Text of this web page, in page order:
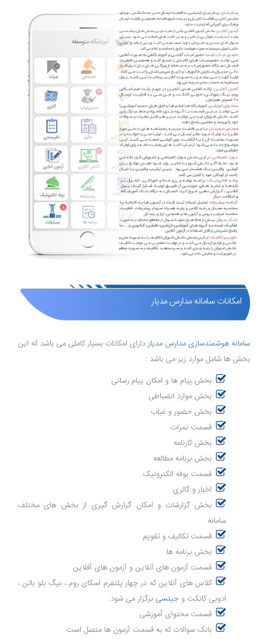
امکانات سامانه مدارس مدیار
سامانه هوشمندسازی مدارس مدیار دارای امکانات بسیار کاملی می باشد که این
بخش ها شامل موارد زیر می باشد :
بخش پیام ها و امکان پیام رسانی
بخش موارد انضباطی
بخش حضور و غیاب
قسمت نمرات
بخش کارنامه
بخش برنامه مطالعه
قسمت بوفه الکترونیک
اخبار و گالری
بخش گزارشات و امکان گزارش گیری از بخش های مختلف
سامانه
قسمت تکالیف و تقویم
بخش برنامه ها
قسمت آزمون های آنلاین و آزمون های آفلاین
کلاس های آنلاین که در چهار پلتفرم اسکای روم ، بیگ بلو باتن ،
ادوبی کانکت و جیتسی برگزار می شود.
قسمت محتوای آموزشی
بانک سوالات که به قسمت آزمون ها متصل است